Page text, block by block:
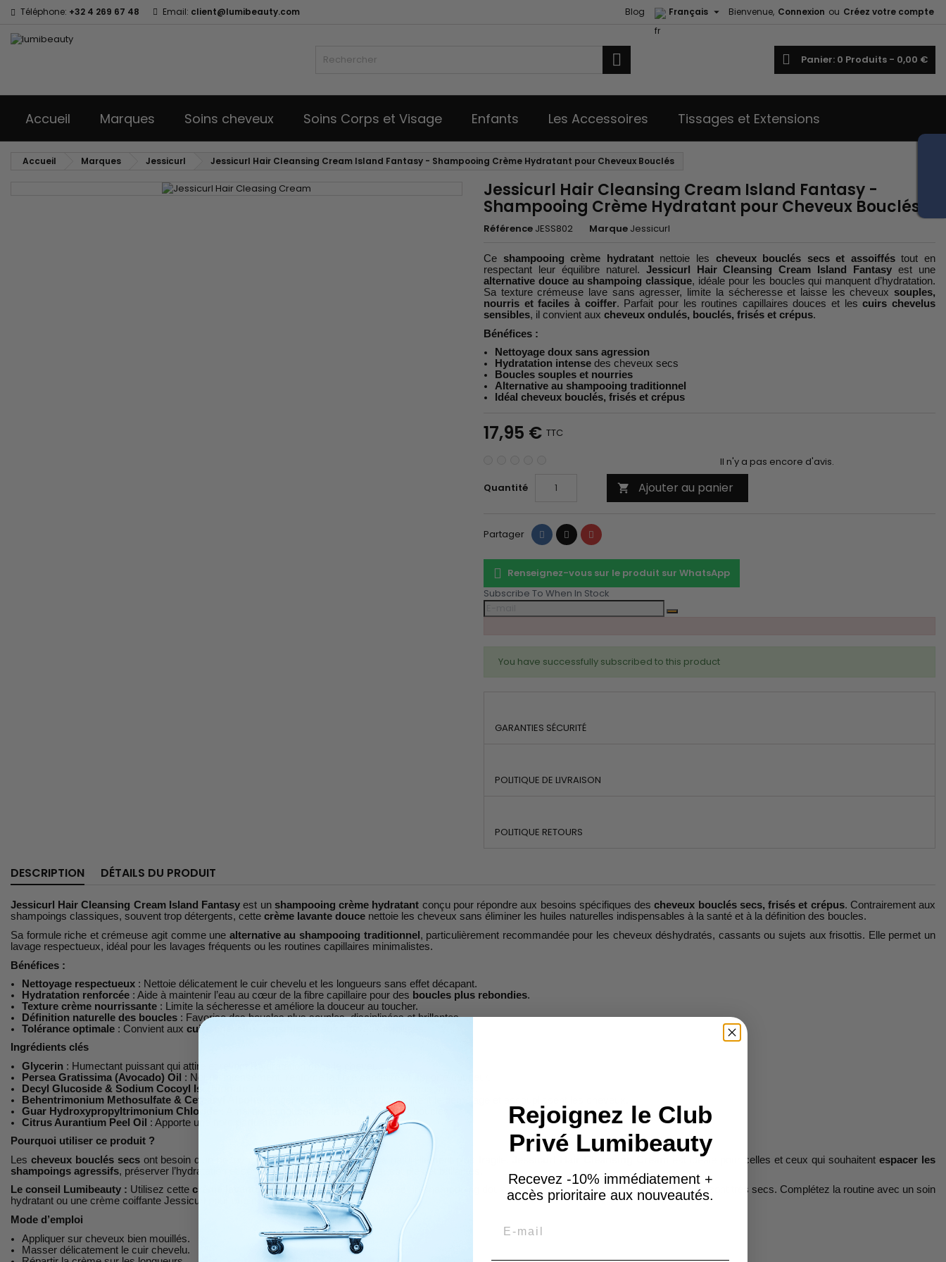
Téléphone: +32 4 269 67 48 Email: client@lumibeauty.com Bienvenue, Connexion ou Créez votre compte
Français 
Blog
Panier 0 Produits - 0,00 €
Accueil Marques Soins cheveux Soins Corps et Visage Enfants Les Accessoires Tissages et Extensions
Accueil Marques Jessicurl Jessicurl Hair Cleansing Cream Island Fantasy - Shampooing Crème Hydratant pour Cheveux Bouclés
Jessicurl Hair Cleansing Cream Island Fantasy -
Shampooing Crème Hydratant pour Cheveux Bouclés
Référence JESS802 Marque Jessicurl
Ce shampooing crème hydratantnettoie les cheveux bouclés secs et assoifféstout en
respectant leur équilibre naturel. Jessicurl Hair Cleansing Cream Island Fantasy est une
alternative douce au shampoing classique, idéale pour les boucles qui manquent d’hydratation.
Sa texture crémeuse lave sans agresser, limite la sécheresse et laisse les cheveux souples,
nourris et faciles à coiffer. Parfait pour les routines capillaires douces et lescuirs chevelus
sensibles, il convient aux cheveux ondulés, bouclés, frisés et crépus.
Bénéfices :
Nettoyage doux sans agression
Hydratation intense des cheveux secs
Boucles souples et nourries
Alternative au shampooing traditionnel
Idéal cheveux bouclés, frisés et crépus
17,95 € TTC
Il n'y a pas encore d'avis.
Quantité
 Ajouter au panier
Partager PartagerTweet Pinterest
Renseignez-vous sur le produit sur WhatsApp
Subscribe To When In Stock
You have successfully subscribed to this product
GARANTIES SÉCURITÉ
POLITIQUE DE LIVRAISON
POLITIQUE RETOURS
DESCRIPTION DÉTAILS DU PRODUIT
Jessicurl Hair Cleansing Cream Island Fantasy est un shampooing crème hydratant conçu pour répondre aux besoins spécifiques descheveux bouclés secs, frisés et crépus. Contrairement aux
shampoings classiques, souvent trop détergents, cette crème lavante douce nettoie les cheveux sans éliminer les huiles naturelles indispensables à la santé et à la définition des boucles.
Sa formule riche et crémeuse agit comme une alternative au shampooing traditionnel, particulièrement recommandée pour les cheveux déshydratés, cassants ou sujets aux frisottis. Elle permet un
lavage respectueux, idéal pour les lavages fréquents ou les routines capillaires minimalistes.
Bénéfices :
Nettoyage respectueux : Nettoie délicatement le cuir chevelu et les longueurs sans effet décapant.
Hydratation renforcée : Aide à maintenir l’eau au cœur de la fibre capillaire pour des boucles plus rebondies.
Texture crème nourrissante : Limite la sécheresse et améliore la douceur au toucher.
Définition naturelle des boucles : Favorise des boucles plus souples, disciplinées et brillantes.
Tolérance optimale : Convient aux cuirs chevelus sensibles
Ingrédients clés
Glycerin : Humectant puissant qui attire et retient l’hydratation dans le cheveu.
Persea Gratissima (Avocado) Oil : Nourrit intensément, renforce la fibre capillaire et apporte douceur.
Decyl Glucoside & Sodium Cocoyl Isethionate
Behentrimonium Methosulfate & Cetearyl Alcohol
: Agents conditionneurs qui facilitent le démêlage et assouplissent les cheveux.
Guar Hydroxypropyltrimonium Chloride
: Améliore la douceur et la maniabilité des boucles.
Citrus Aurantium Peel Oil : Apporte une note parfumée fraîche et sensorielle.
Pourquoi utiliser ce produit ?
Les cheveux bouclés secsont besoin d’un nettoyage qui respecte leur structure naturellement plus fragile. est idéale pour celles et ceux qui souhaitentespacer les
shampoings agressifs, préserver l’hydratation et conserver des boucles définies, souples et brillantes.
Le conseil Lumibeauty : Utilisez cette crème lavante hydratanteen alternance avec un shampooing doux, ou comme lavage principal si vos cheveux sont très secs. Complétez la routine avec un soin
hydratant ou une crème coiffante Jessicurl pour une définition optimale.
Mode d’emploi
Appliquer sur cheveux bien mouillés.
Masser délicatement le cuir chevelu.
Rejoignez le Club
Privé Lumibeauty
Recevez -10% immédiatement +
accès prioritaire aux nouveautés.